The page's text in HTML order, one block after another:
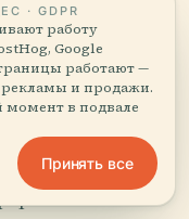
правда
поэзии.
ЕС · GDPR
работу
Google
работают —
рекламы и продажи.
в подвале
Принять все